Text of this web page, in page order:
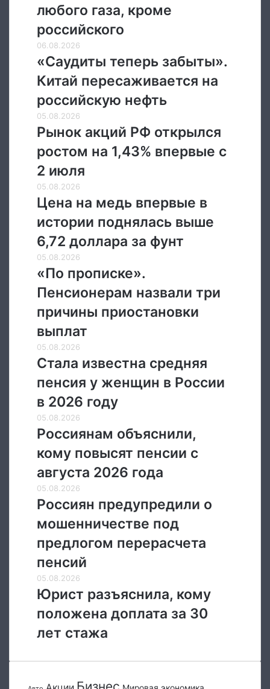
о
поставках
любого
газа,
кроме
российского
любого газа, кроме
российского
«Саудиты
теперь
забыты».
Китай
пересаживается
на
российскую
нефть
06.08.2026
«Саудиты теперь забыты».
Китай пересаживается на
российскую нефть
Рынок
акций
открылся
ростом
1,43%
впервые
с
2
июля
05.08.2026
Рынок акций РФ открылся
ростом на 1,43% впервые с
2 июля
Цена
на
медь
впервые
в
истории
поднялась
выше
6,72
доллара
за
05.08.2026
Цена на медь впервые в
истории поднялась выше
6,72 доллара за фунт
«По
прописке».
Пенсионерам
назвали
три
причины
приостановки
выплат
05.08.2026
«По прописке».
Пенсионерам назвали три
причины приостановки
выплат
Стала
известна
пенсия
у
женщин
в
России
в
2026
году
05.08.2026
Стала известна средняя
пенсия у женщин в России
в 2026 году
Россиянам
объяснили,
повысят
пенсии
с
августа
2026
года
05.08.2026
Россиянам объяснили,
кому повысят пенсии с
августа 2026 года
Россиян
предупредили
мошенничестве
под
предлогом
перерасчета
пенсий
05.08.2026
Россиян предупредили о
мошенничестве под
предлогом перерасчета
пенсий
Юрист
разъяснила,
кому
положена
доплата
05.08.2026
Юрист разъяснила, кому
положена доплата за 30
лет стажа